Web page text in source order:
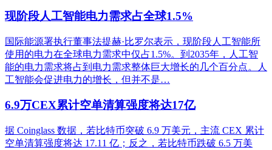
现阶段人工智能电力需求占全球1.5%
国际能源署执行董事法提赫·比罗尔表示，现阶段人工智能所
使用的电力在全球电力需求中仅占1.5%。到2035年，人工智
能的电力需求将占到电力需求整体巨大增长的几个百分点。人
工智能会促进电力的增长，但并不是…
6.9万CEX累计空单清算强度将达17亿
据 Coinglass 数据，若比特币突破 6.9 万美元，主流 CEX 累计
空单清算强度将达 17.11 亿；反之，若比特币跌破 6.5 万美